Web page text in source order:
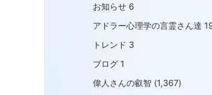
お知らせ 6
アドラー心理学の言霊さん達
トレンド 3
ブログ 1
偉人さんの叡智 (1,367)